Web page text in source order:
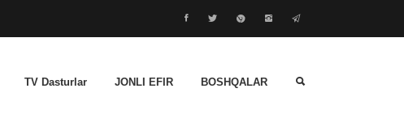
TV Dasturlar JONLI EFIR BOSHQALAR